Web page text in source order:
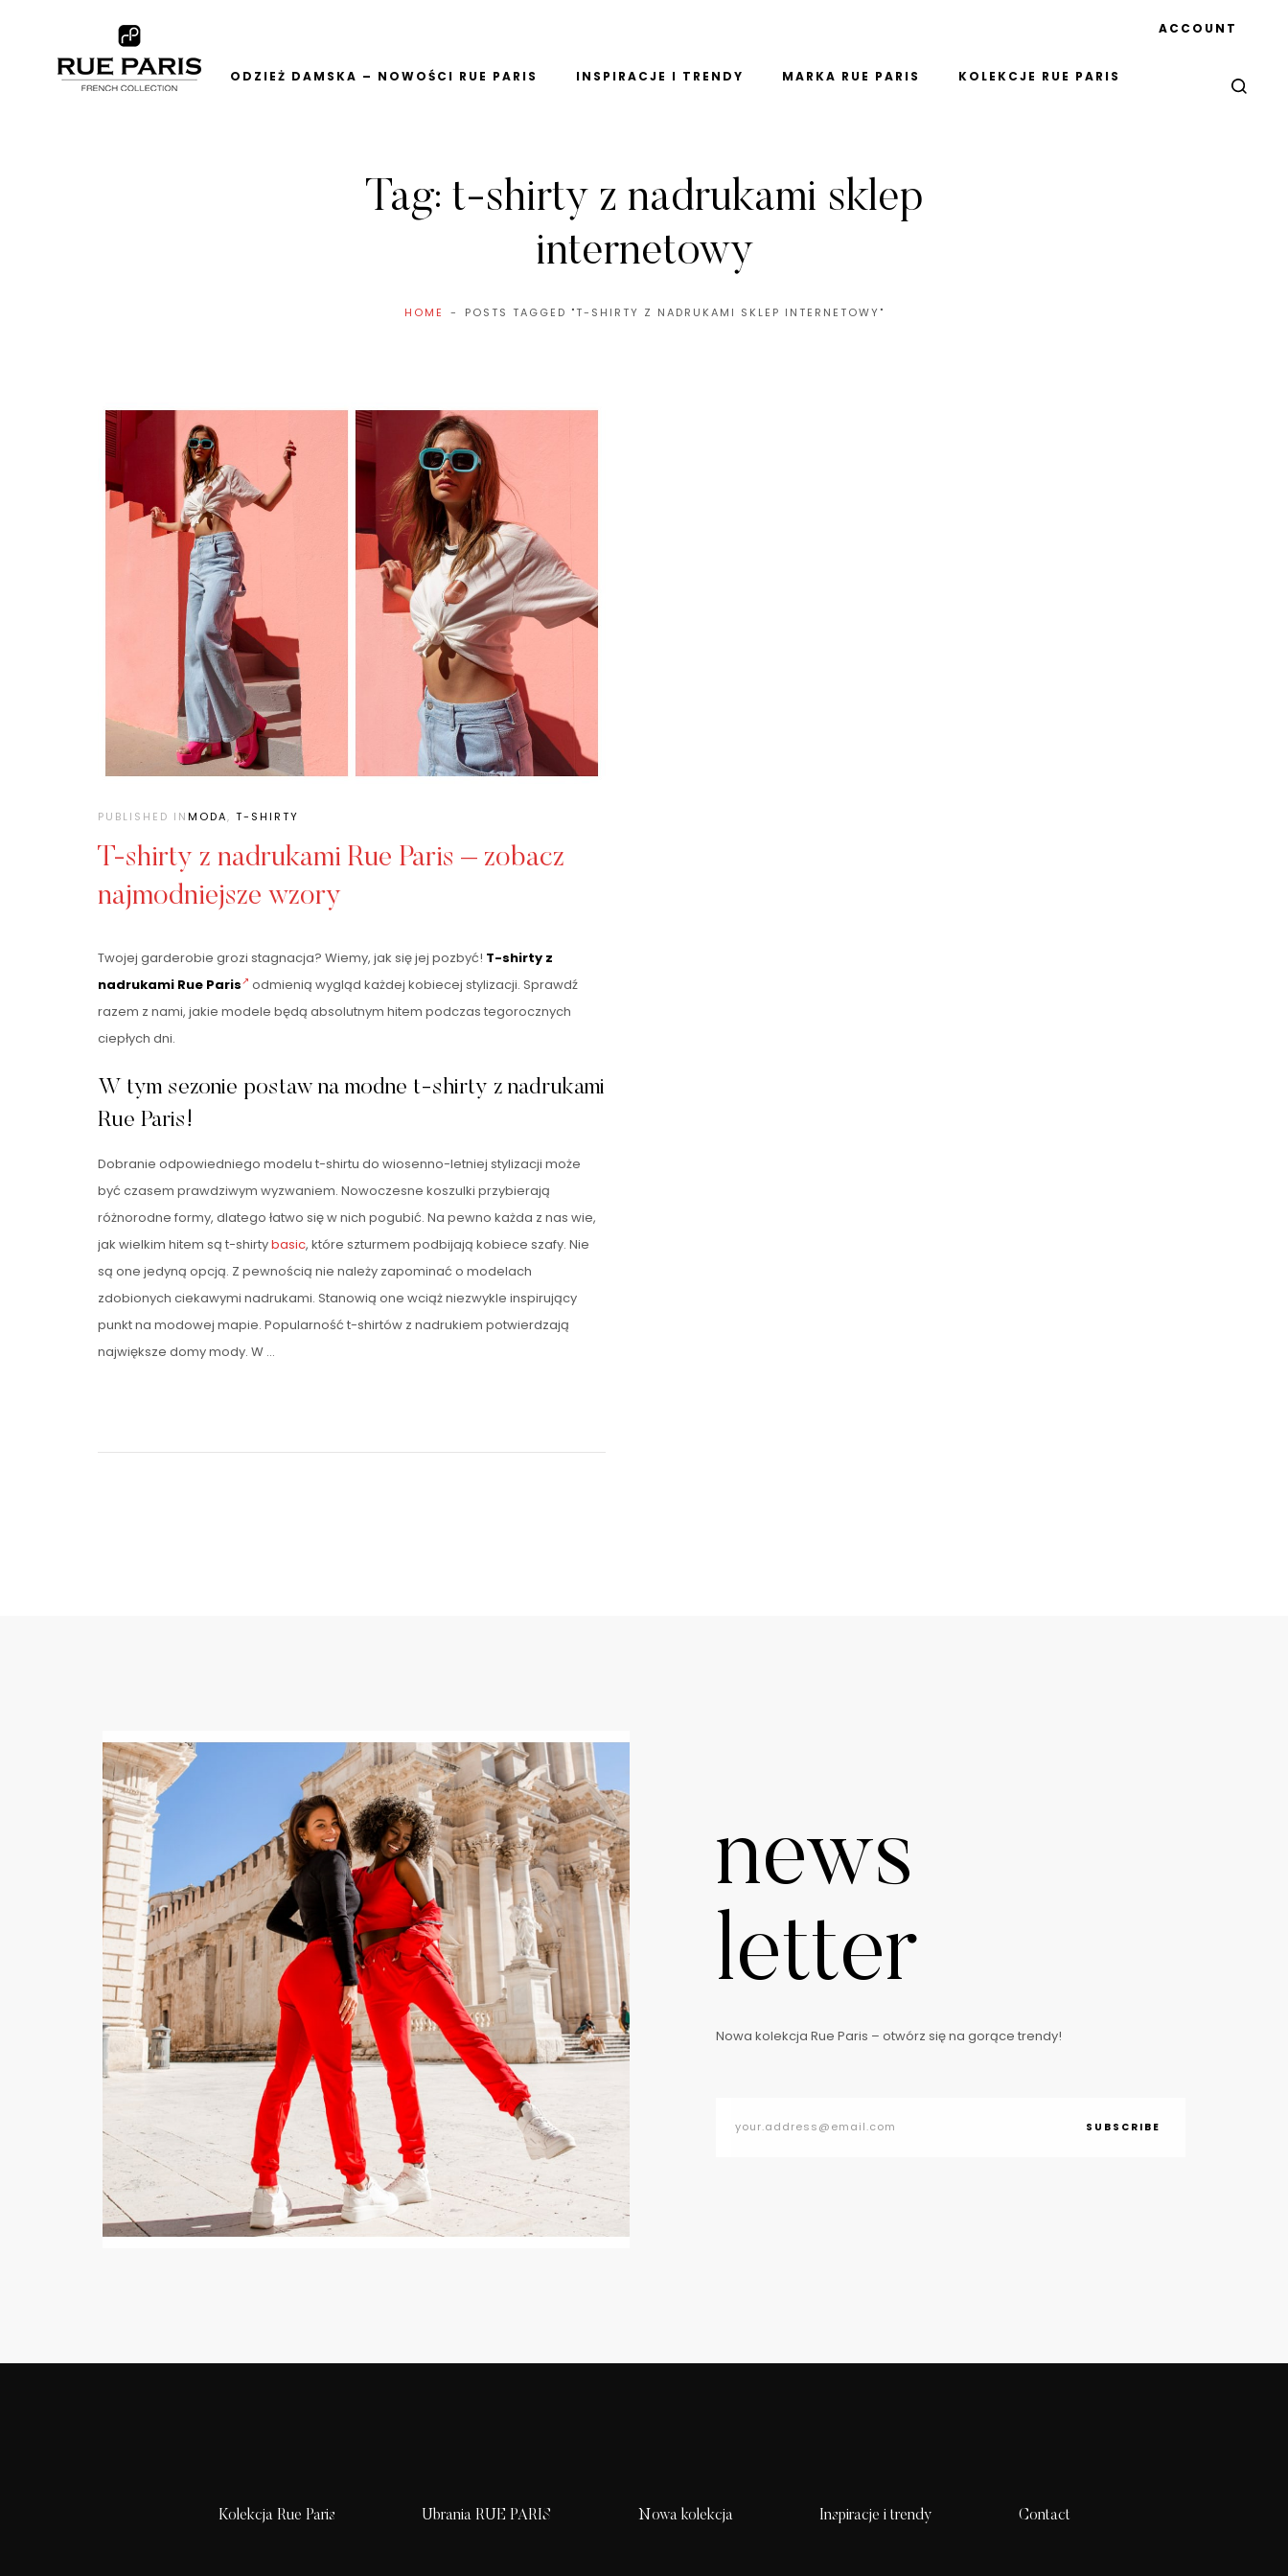
ODZIEŻ DAMSKA – NOWOŚCI RUE PARIS INSPIRACJE I TRENDY MARKA RUE PARIS KOLEKCJE RUE PARIS
ACCOUNT
Tag: t-shirty z nadrukami sklep
internetowy
HOME POSTS TAGGED "T-SHIRTY Z NADRUKAMI SKLEP INTERNETOWY"
PUBLISHED INMODA, T-SHIRTY
T-shirty z nadrukami Rue Paris – zobacz
najmodniejsze wzory
Twojej garderobie grozi stagnacja? Wiemy, jak się jej pozbyć! T-shirty z
nadrukami Rue Paris
odmienią wygląd każdej kobiecej stylizacji. Sprawdź
razem z nami, jakie modele będą absolutnym hitem podczas tegorocznych
ciepłych dni.
W tym sezonie postaw na modne t-shirty z nadrukami
Rue Paris!
Dobranie odpowiedniego modelu t-shirtu do wiosenno-letniej stylizacji może
być czasem prawdziwym wyzwaniem. Nowoczesne koszulki przybierają
różnorodne formy, dlatego łatwo się w nich pogubić. Na pewno każda z nas wie,
jak wielkim hitem są t-shirtybasic, które szturmem podbijają kobiece szafy. Nie
są one jedyną opcją. Z pewnością nie należy zapominać o modelach
zdobionych ciekawymi nadrukami. Stanowią one wciąż niezwykle inspirujący
punkt na modowej mapie. Popularność t-shirtów z nadrukiem potwierdzają
największe domy mody. W …
news
letter
Nowa kolekcja Rue Paris – otwórz się na gorące trendy!
SUBSCRIBE
Kolekcja Rue Paris Ubrania RUE PARIS Nowa kolekcja Inspiracje i trendy Contact